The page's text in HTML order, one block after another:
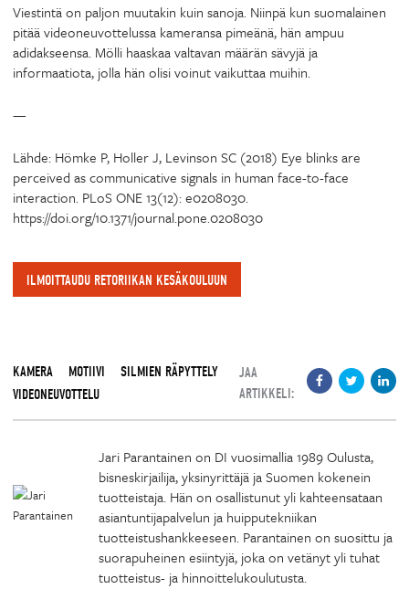
Viestintä on paljon muutakin kuin sanoja. Niinpä kun suomalainen
pitää videoneuvottelussa kameransa pimeänä, hän ampuu
adidakseensa. Mölli haaskaa valtavan määrän sävyjä ja
informaatiota, jolla hän olisi voinut vaikuttaa muihin.
—
Lähde: Hömke P, Holler J, Levinson SC (2018) Eye blinks are
perceived as communicative signals in human face-to-face
interaction. PLoS ONE 13(12): e0208030.
https://doi.org/10.1371/journal.pone.0208030
ILMOITTAUDU RETORIIKAN KESÄKOULUUN
KAMERA MOTIIVI
SILMIEN RÄPYTTELY
VIDEONEUVOTTELU
JAA
ARTIKKELI:
Jari Parantainen on DI vuosimallia 1989 Oulusta,
bisneskirjailija, yksinyrittäjä ja Suomen kokenein
tuotteistaja. Hän on osallistunut yli kahteensataan
asiantuntijapalvelun ja huipputekniikan
tuotteistushankkeeseen. Parantainen on suosittu ja
suorapuheinen esiintyjä, joka on vetänyt yli tuhat
tuotteistus- ja hinnoittelukoulutusta.